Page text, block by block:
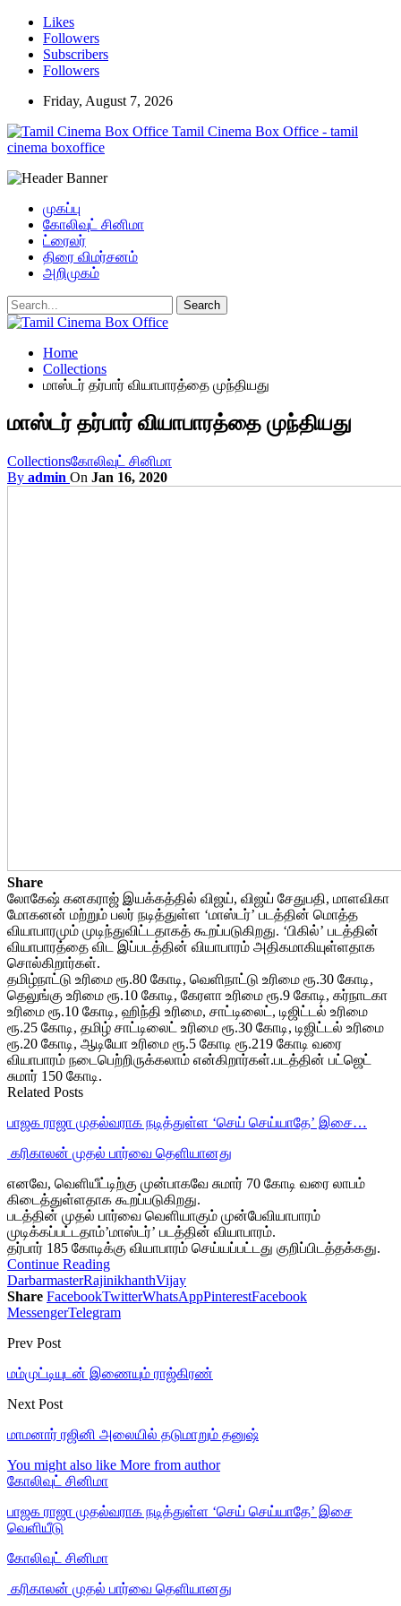
Likes
Followers
Subscribers
Followers
Friday, August 7, 2026
Tamil Cinema Box Office - tamil
cinema boxoffice
முகப்பு
கோலிவுட் சினிமா
ட்ரைலர்
திரை விமர்சனம்
அறிமுகம்
Home
Collections
மாஸ்டர் தர்பார் வியாபாரத்தை முந்தியது
மாஸ்டர் தர்பார் வியாபாரத்தை முந்தியது
Collectionsகோலிவுட் சினிமா
By admin On Jan 16, 2020
Share
லோகேஷ் கனகராஜ் இயக்கத்தில் விஜய், விஜய் சேதுபதி, மாளவிகா
மோகனன் மற்றும் பலர் நடித்துள்ள ‘மாஸ்டர்’ படத்தின் மொத்த
வியாபாரமும் முடிந்துவிட்டதாகத் கூறப்படுகிறது. ‘பிகில்’ படத்தின்
வியாபாரத்தை விட இப்படத்தின் வியாபாரம் அதிகமாகியுள்ளதாக
சொல்கிறார்கள்.
தமிழ்நாட்டு உரிமை ரூ.80 கோடி, வெளிநாட்டு உரிமை ரூ.30 கோடி,
தெலுங்கு உரிமை ரூ.10 கோடி, கேரளா உரிமை ரூ.9 கோடி, கர்நாடகா
உரிமை ரூ.10 கோடி, ஹிந்தி உரிமை, சாட்டிலைட், டிஜிட்டல் உரிமை
ரூ.25 கோடி, தமிழ் சாட்டிலைட் உரிமை ரூ.30 கோடி, டிஜிட்டல் உரிமை
ரூ.20 கோடி, ஆடியோ உரிமை ரூ.5 கோடி ரூ.219 கோடி வரை
வியாபாரம் நடைபெற்றிருக்கலாம் என்கிறார்கள்.படத்தின் பட்ஜெட்
சுமார் 150 கோடி.
Related Posts
பாஜக ராஜா முதல்வராக நடித்துள்ள ‘செய் செய்யாதே’ இசை…
‎ கரிகாலன் முதல் பார்வை தெளியானது
எனவே, வெளியீட்டிற்கு முன்பாகவே சுமார் 70 கோடி வரை லாபம்
கிடைத்துள்ளதாக கூறப்படுகிறது.
படத்தின் முதல் பார்வை வெளியாகும் முன்பேவியாபாரம்
முடிக்கப்பட்டதாம்’மாஸ்டர்’ படத்தின் வியாபாரம்.
தர்பார் 185 கோடிக்கு வியாபாரம் செய்யப்பட்டது குறிப்பிடத்தக்கது.
Continue Reading
DarbarmasterRajinikhanthVijay
Share FacebookTwitterWhatsAppPinterestFacebook
MessengerTelegram
Prev Post
மம்முட்டியுடன் இணையும் ராஜ்கிரண்
Next Post
மாமனார் ரஜினி அலையில் தடுமாறும் தனுஷ்
You might also like More from author
கோலிவுட் சினிமா
பாஜக ராஜா முதல்வராக நடித்துள்ள ‘செய் செய்யாதே’ இசை
வெளியீடு
கோலிவுட் சினிமா
‎ கரிகாலன் முதல் பார்வை தெளியானது